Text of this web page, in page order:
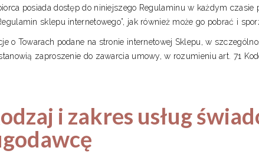
posiada dostęp do niniejszego Regulaminu w każdym
sklepu internetowego”, jak również może go pobrać i
o Towarach podane na stronie internetowej Sklepu, w
zaproszenie do zawarcia umowy, w rozumieniu art. 71
i zakres usług